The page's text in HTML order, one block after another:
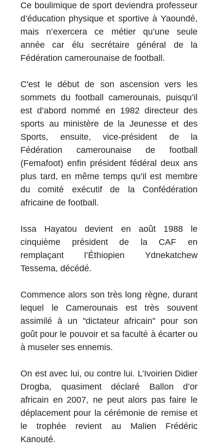
Ce boulimique de sport deviendra professeur
d’éducation physique et sportive à Yaoundé,
mais n’exercera ce métier qu’une seule
année car élu secrétaire général de la
Fédération camerounaise de football.
C'est le début de son ascension vers les
sommets du football camerounais, puisqu’il
est d’abord nommé en 1982 directeur des
sports au ministère de la Jeunesse et des
Sports, ensuite, vice-président de la
Fédération camerounaise de football
(Femafoot) enfin président fédéral deux ans
plus tard, en même temps qu’il est membre
du comité exécutif de la Confédération
africaine de football.
Issa Hayatou devient en août 1988 le
cinquième président de la CAF en
remplaçant l’Éthiopien Ydnekatchew
Tessema, décédé.
Commence alors son très long règne, durant
lequel le Camerounais est très souvent
assimilé à un ''dictateur africain'' pour son
goût pour le pouvoir et sa faculté à écarter ou
à museler ses ennemis.
On est avec lui, ou contre lui. L’Ivoirien Didier
Drogba, quasiment déclaré Ballon d’or
africain en 2007, ne peut alors pas faire le
déplacement pour la cérémonie de remise et
le trophée revient au Malien Frédéric
Kanouté.